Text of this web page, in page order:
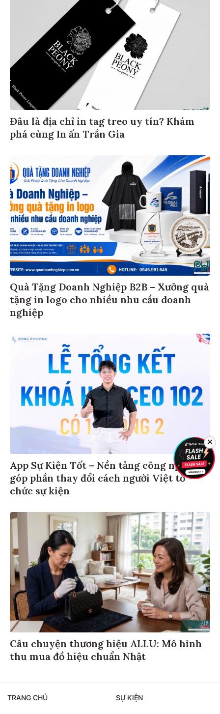
Đâu là địa chỉ in tag treo uy tín? Khám
phá cùng In ấn Trần Gia
Quà Tặng Doanh Nghiệp B2B – Xưởng quà
tặng in logo cho nhiều nhu cầu doanh
nghiệp
App Sự Kiện Tốt – Nền tảng công nghệ
góp phần thay đổi cách người Việt tổ
chức sự kiện
Câu chuyện thương hiệu ALLU: Mô hình
thu mua đồ hiệu chuẩn Nhật
TRANG CHỦ SỰ KIỆN
✕